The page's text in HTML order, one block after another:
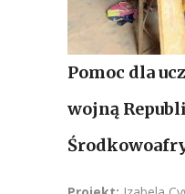
Pomoc dla
wojną